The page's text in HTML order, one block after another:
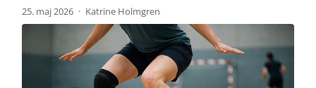
25. maj 2026 · Katrine Holmgren